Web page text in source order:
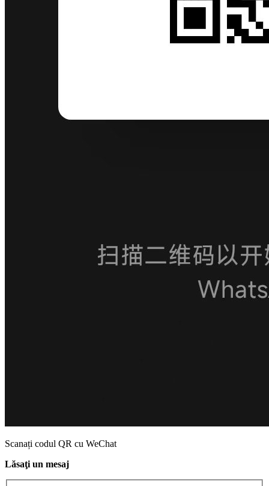
Scanați codul QR cu WeChat
Lăsaţi un mesaj